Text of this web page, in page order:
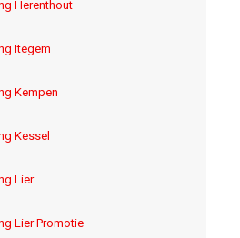
Herenthout
Itegem
Kempen
Kessel
Lier
Lier Promotie